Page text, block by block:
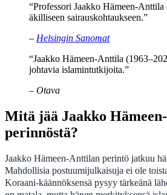
“Professori Jaakko Hämeen-
äkilliseen sairauskohtaukseen.”
– Helsingin Sanomat
“Jaakko Hämeen-Anttila
johtavia islamintutkijoita.”
– Otava
Mitä jää Jaakko
perinnöstä?
Jaakko Hämeen-Anttilan perintö jatkuu
Mahdollisia postuumijulkaisuja ei ole
Koraani-käännöksensä pysyy tärkeänä